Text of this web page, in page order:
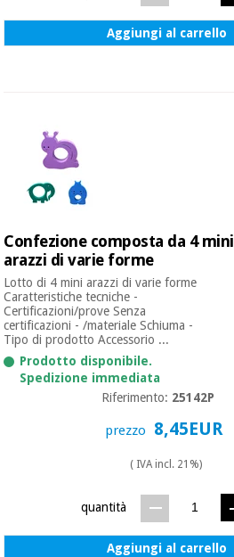
giochi
Veterinario
Ortopedia
Strumenti
chirurgici
(liquidazione)
dei
pilates
Sport
Armadi
sanitari
Veterinario
(liquidazione)
Aggiungi al carrello
Confezione composta da 4 mini
arazzi di varie forme
Lotto di 4 mini arazzi di varie forme
Caratteristiche tecniche -
Certificazioni/prove Senza
certificazioni - /materiale Schiuma -
Tipo di prodotto Accessorio ...
Prodotto disponibile.
Spedizione immediata
Riferimento: 25142P
prezzo 8,45EUR
( IVA incl. 21%)
quantità
Aggiungi al carrello